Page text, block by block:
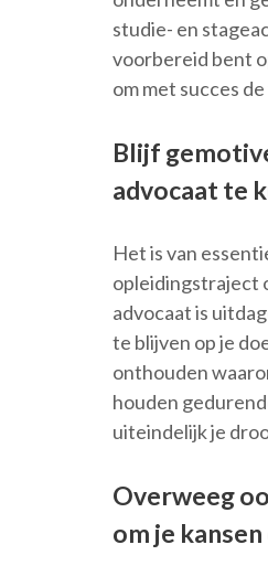
studie- en
voorbereid bent
om met succes
Blijf
advocaat te
Het is van
opleidingstraject
advocaat is
te blijven op je
onthouden
houden
uiteindelijk je
Overweeg
om je